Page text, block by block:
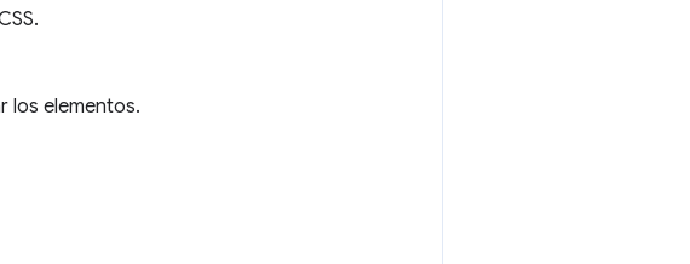
los elementos.